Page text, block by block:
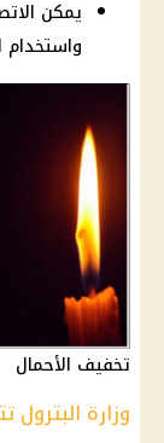
واستخدام
تخفيف الأحمال
وزارة